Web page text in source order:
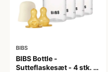
BIBS
BIBS Bottle -
Sutteflaskesæt - 4 stk. -